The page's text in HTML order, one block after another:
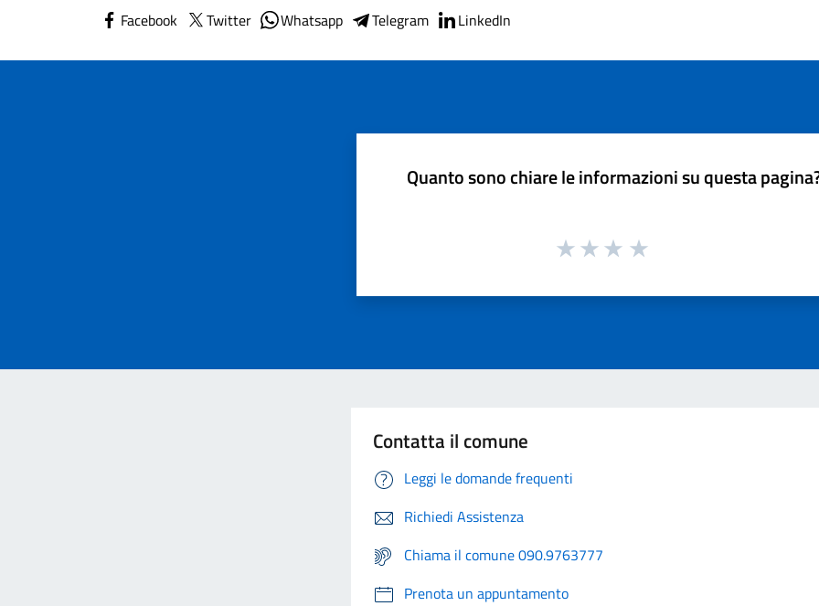
Facebook Twitter Whatsapp Telegram LinkedIn
Quanto sono chiare le informazioni su questa
Contatta il comune
Leggi le domande frequenti
Richiedi Assistenza
Chiama il comune 090.9763777
Prenota un appuntamento